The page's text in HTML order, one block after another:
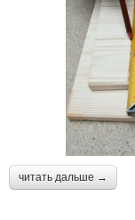
читать дальше →